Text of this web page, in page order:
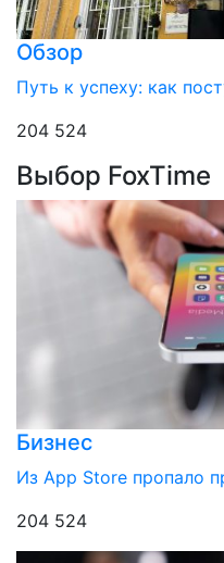
Обзор
Путь к успеху: как
204 524
Выбор FoxTime
Бизнес
Из App Store пропало
204 524